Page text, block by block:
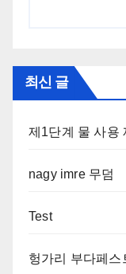
최신 글
제1단계 물 사용
nagy imre 무덤
Test
헝가리 부다페스